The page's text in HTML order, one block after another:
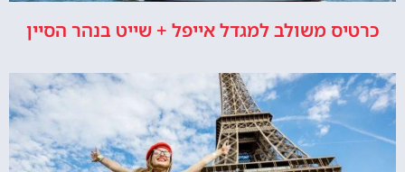
כרטיס משולב למגדל אייפל + שייט בנהר הסיין